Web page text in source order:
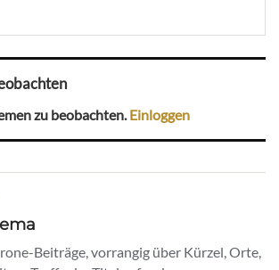
zu beobachten.Einloggen
Beiträge, vorrangig über Kürzel, Orte,